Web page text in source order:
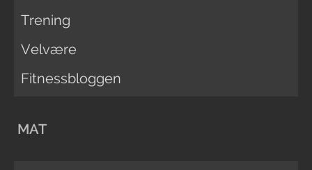
Trening
Velvære
Fitnessbloggen
MAT